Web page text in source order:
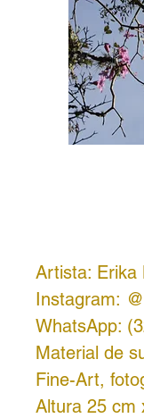
Artista: Erika
Instagram:
WhatsApp:
Material de
Fine-Art,
Altura 25 cm